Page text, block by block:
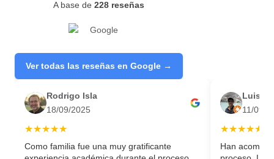
A base de 228 reseñas
Ver todas las reseñas en Google →
Rodrigo Isla
18/09/2025
★★★★★
Como familia fue una muy gratificante
Luis
11/09/
★★★★★
Han